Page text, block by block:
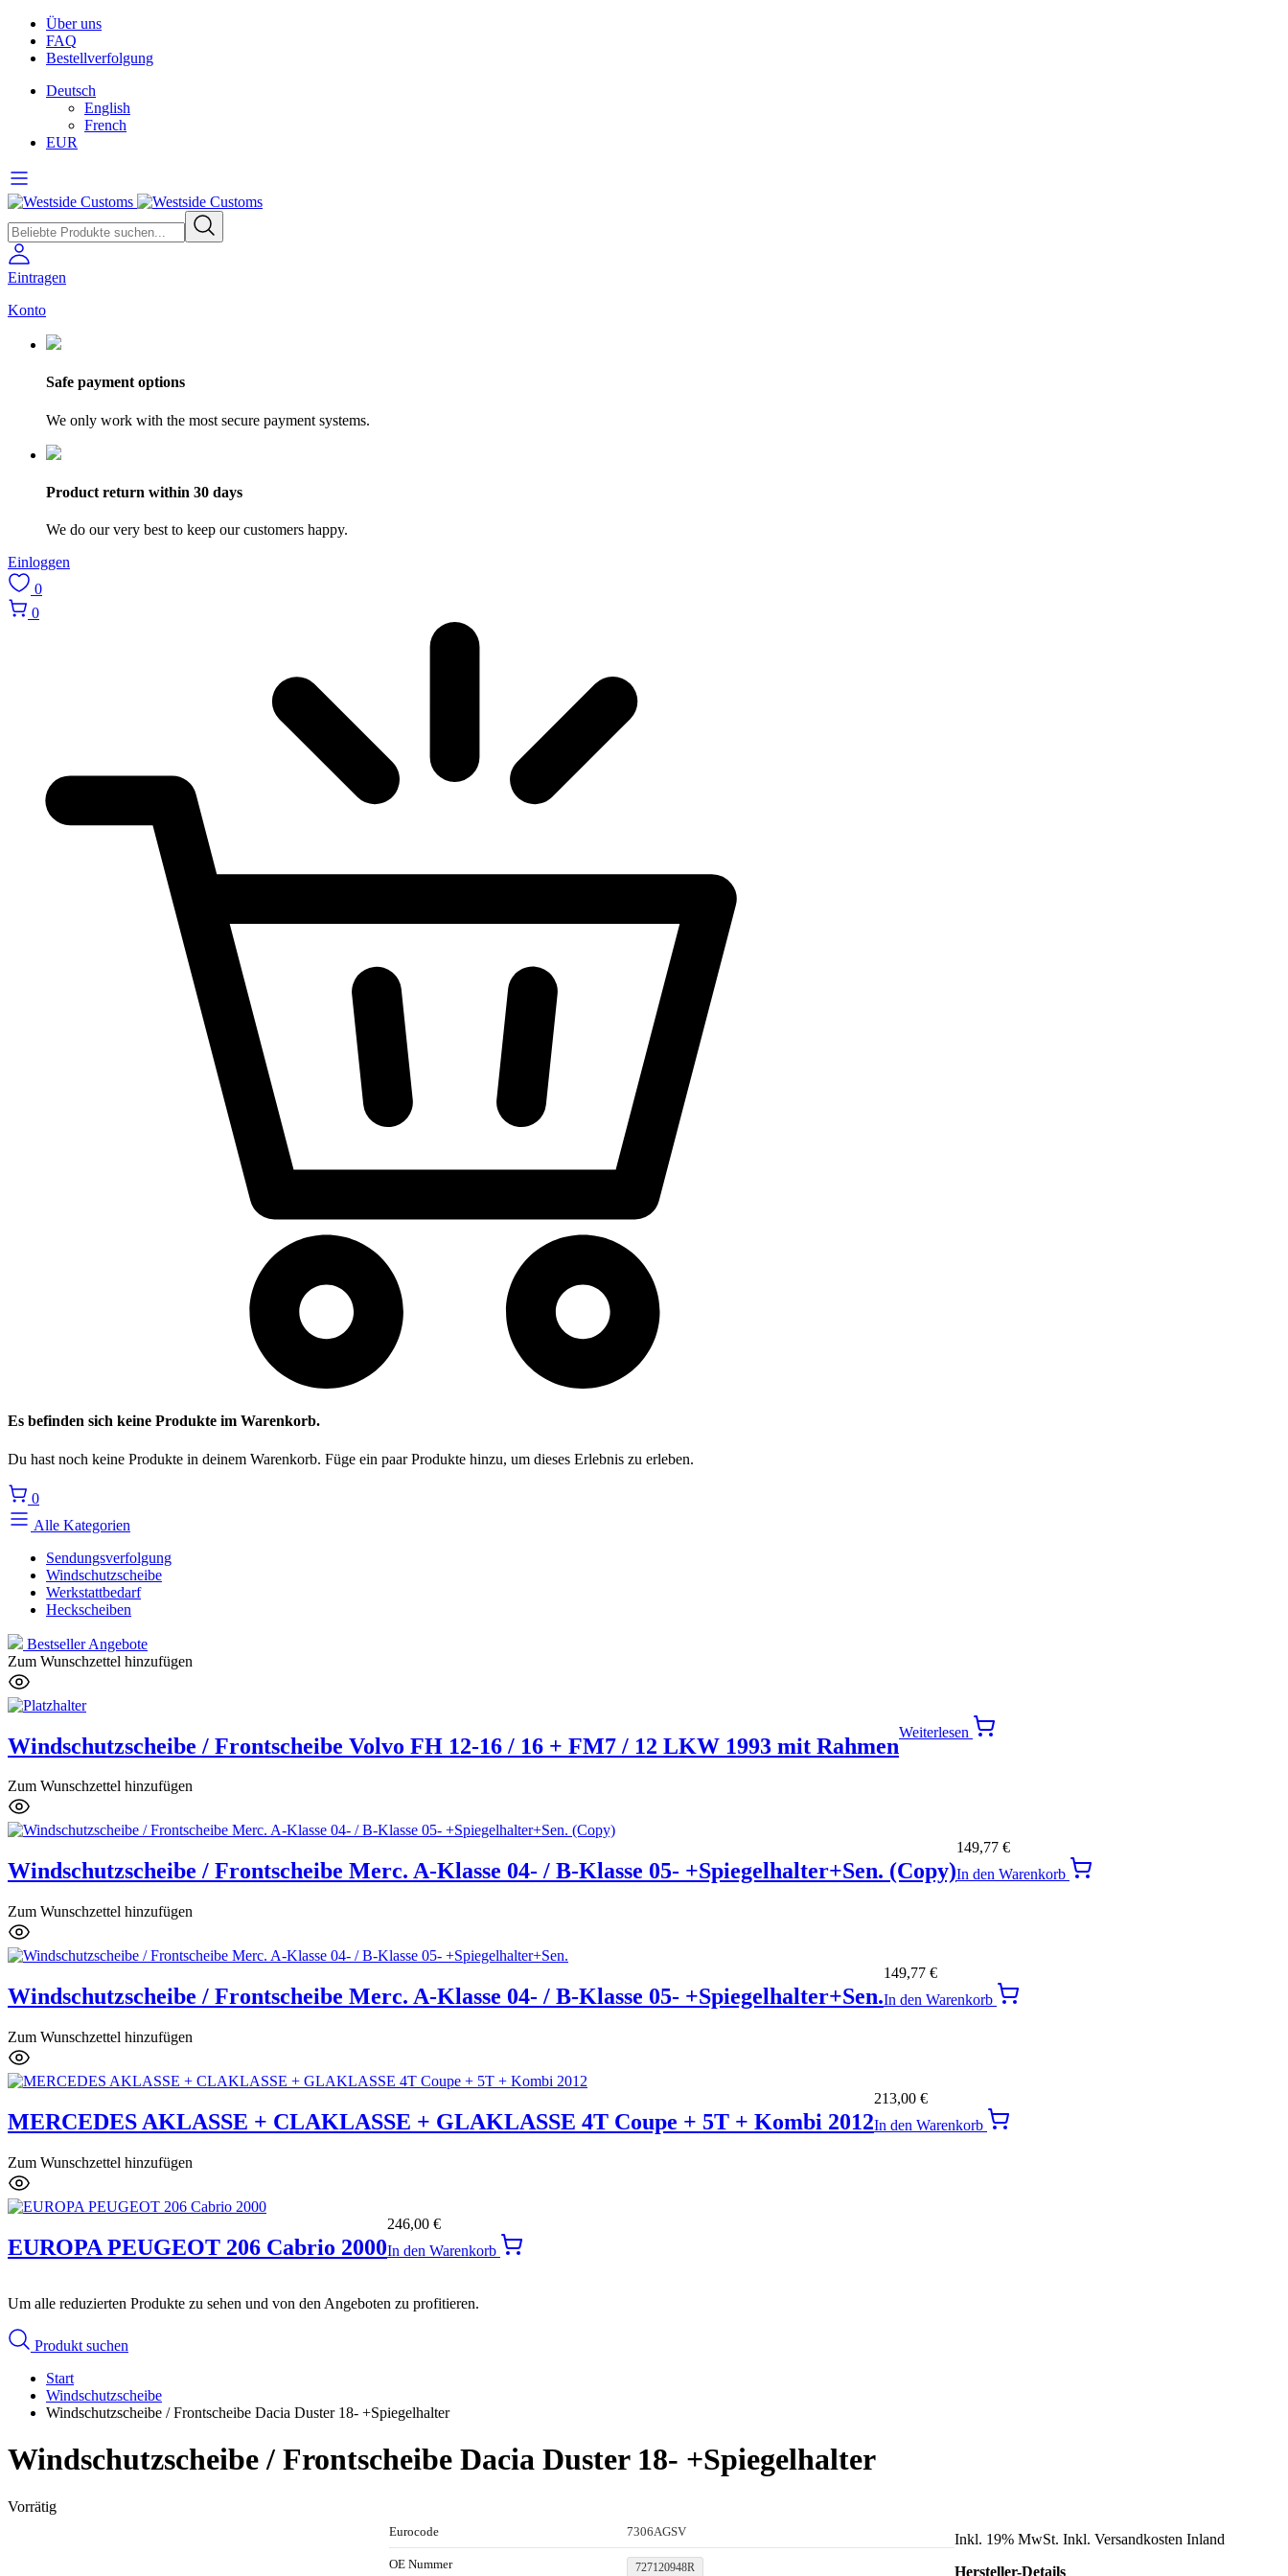
Über uns
FAQ
Bestellverfolgung
Deutsch
English
French
EUR
Eintragen
Konto
Safe payment options
We only work with the most secure payment systems.
Product return within 30 days
We do our very best to keep our customers happy.
Einloggen
0
0
Es befinden sich keine Produkte im Warenkorb.
Du hast noch keine Produkte in deinem Warenkorb. Füge ein paar Produkte hinzu, um dieses Erlebnis zu erleben.
0
Alle Kategorien
Sendungsverfolgung
Windschutzscheibe
Werkstattbedarf
Heckscheiben
BestsellerAngebote
Zum Wunschzettel hinzufügen
Windschutzscheibe / Frontscheibe Volvo FH 12-16 / 16 + FM7 / 12 LKW 1993 mit Rahmen
Weiterlesen
Zum Wunschzettel hinzufügen
Windschutzscheibe / Frontscheibe Merc. A-Klasse 04- / B-Klasse 05- +Spiegelhalter+Sen. (Copy)
149,77 €
In den Warenkorb
Zum Wunschzettel hinzufügen
Windschutzscheibe / Frontscheibe Merc. A-Klasse 04- / B-Klasse 05- +Spiegelhalter+Sen.
149,77 €
In den Warenkorb
Zum Wunschzettel hinzufügen
MERCEDES AKLASSE + CLAKLASSE + GLAKLASSE 4T Coupe + 5T + Kombi 2012
213,00 €
In den Warenkorb
Zum Wunschzettel hinzufügen
EUROPA PEUGEOT 206 Cabrio 2000
246,00 €
In den Warenkorb
Um alle reduzierten Produkte zu sehen und von den Angeboten zu profitieren.
Produkt suchen
Start
Windschutzscheibe
Windschutzscheibe / Frontscheibe Dacia Duster 18- +Spiegelhalter
Windschutzscheibe / Frontscheibe Dacia Duster 18- +Spiegelhalter
Vorrätig
Eurocode 7306AGSV
OE Nummer 727120948R
Inkl. 19% MwSt. Inkl. Versandkosten Inland
Hersteller-Details